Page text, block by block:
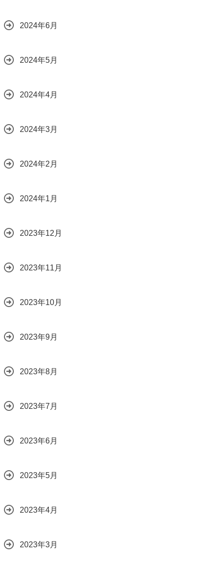
2024年6月
2024年5月
2024年4月
2024年3月
2024年2月
2024年1月
2023年12月
2023年11月
2023年10月
2023年9月
2023年8月
2023年7月
2023年6月
2023年5月
2023年4月
2023年3月